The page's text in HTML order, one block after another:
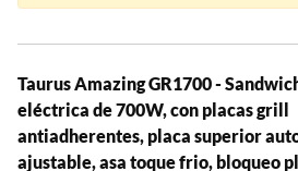
Taurus Amazing GR1700 -
eléctrica de 700W, con placas grill
antiadherentes, placa superior
ajustable, asa toque frio, bloqueo